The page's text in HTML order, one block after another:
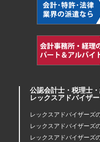
公認会計士・税理士
レックスアドバイザ
レックスアドバイザーズ
レックスアドバイザーズ
レックスアドバイザーズ